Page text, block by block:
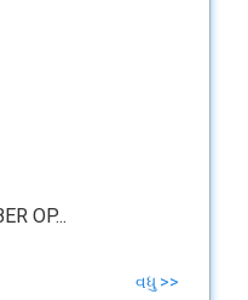
OP...
વધુ >>